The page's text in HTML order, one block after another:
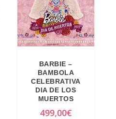
BARBIE –
BAMBOLA
CELEBRATIVA
DIA DE LOS
MUERTOS
499,00€